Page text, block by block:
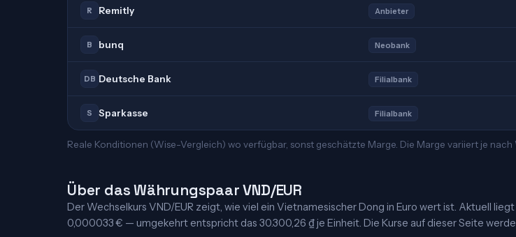
R Remitly Anbieter
B bunq Neobank
DB Deutsche Bank Filialbank
S Sparkasse Filialbank
Reale Konditionen (Wise-Vergleich) wo verfügbar, sonst geschätzte Marge. Die Marge variiert je
Über das Währungspaar VND/EUR
Der Wechselkurs VND/EUR zeigt, wie viel ein Vietnamesischer Dong in Euro wert ist. Aktuell
0,000033 € — umgekehrt entspricht das 30.300,26 ₫ je Einheit. Die Kurse auf dieser Seite